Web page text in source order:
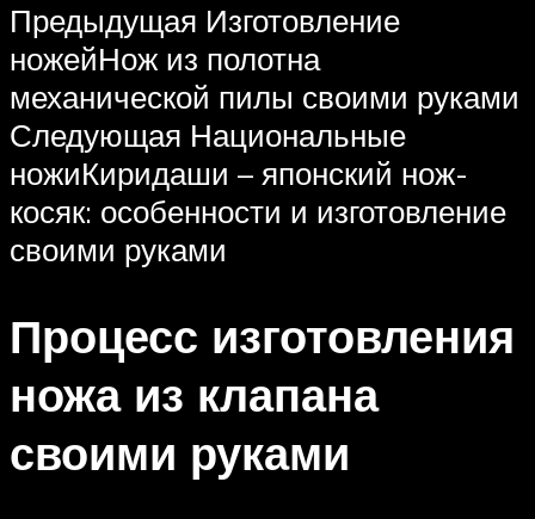
Предыдущая Изготовление
ножейНож из полотна
механической пилы своими руками
Следующая Национальные
ножиКиридаши – японский нож-
косяк: особенности и изготовление
своими руками
Процесс изготовления
ножа из клапана
своими руками